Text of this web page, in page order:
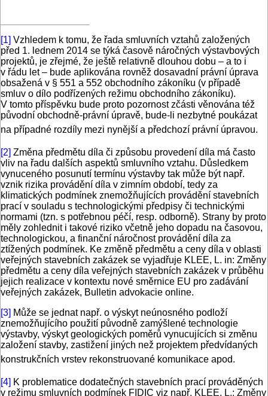
[1] Vzhledem k tomu, že řada smluvních vztahů založených
před 1. lednem 2014 se týká časově náročných výstavbových
projektů, je zřejmé, že ještě relativně dlouhou dobu – a to i
v řádu let – bude aplikována rovněž dosavadní právní úprava
obsažená v § 551 a 552 obchodního zákoníku (v případě
smluv o dílo podřízených režimu obchodního zákoníku).
V tomto příspěvku bude proto pozornost zčásti věnována též
původní obchodně-právní úpravě, bude-li nezbytné poukázat
na případné rozdíly mezi nynější a předchozí právní úpravou.
[2] Změna předmětu díla či způsobu provedení díla má často
vliv na řadu dalších aspektů smluvního vztahu. Důsledkem
vynuceného posunutí termínu výstavby tak může být např.
vznik rizika provádění díla v zimním období, tedy za
klimatických podmínek znemožňujících provádění stavebních
prací v souladu s technologickými předpisy či technickými
normami (tzn. s potřebnou péčí, resp. odborně). Strany by proto
měly zohlednit i takové riziko včetně jeho dopadu na časovou,
technologickou, a finanční náročnost provádění díla za
ztížených podmínek. Ke změně předmětu a ceny díla v oblasti
veřejných stavebních zakázek se vyjadřuje KLEE, L. in: Změny
předmětu a ceny díla veřejných stavebních zakázek v průběhu
jejich realizace v kontextu nové směrnice EU pro zadávání
veřejných zakázek, Bulletin advokacie online.
[3] Může se jednat např. o výskyt neúnosného podloží
znemožňujícího použití původně zamýšlené technologie
výstavby, výskyt geologických poměrů vynucujících si změnu
založení stavby, zastižení jiných než projektem předvídaných
konstrukčních vrstev rekonstruované komunikace apod.
[4] K problematice dodatečných stavebních prací prováděných
v režimu smluvních podmínek FIDIC viz např. KLEE, L.: Změny